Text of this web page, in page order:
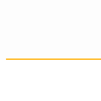
بالای